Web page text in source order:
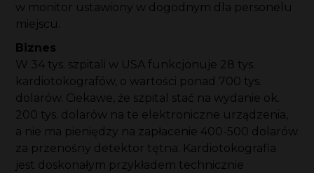
w monitor ustawiony w dogodnym dla personelu
miejscu.
Biznes
W 34 tys. szpitali w USA funkcjonuje 28 tys.
kardiotokografów, o wartości ponad 700 tys.
dolarów. Ciekawe, że szpital stać na wydanie ok.
200 tys. dolarów na te elektroniczne urządzenia,
a nie ma pieniędzy na zapłacenie 400-500 dolarów
za przenośny detektor tętna. Kardiotokografia
jest doskonałym przykładem technicznie